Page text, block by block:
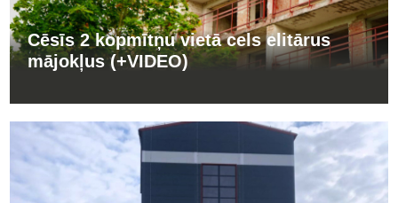
Cēsīs 2 kopmītņu vietā cels elitārus
mājokļus (+VIDEO)